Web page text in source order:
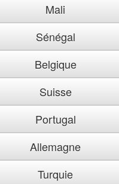
Mali
Sénégal
Belgique
Suisse
Portugal
Allemagne
Turquie